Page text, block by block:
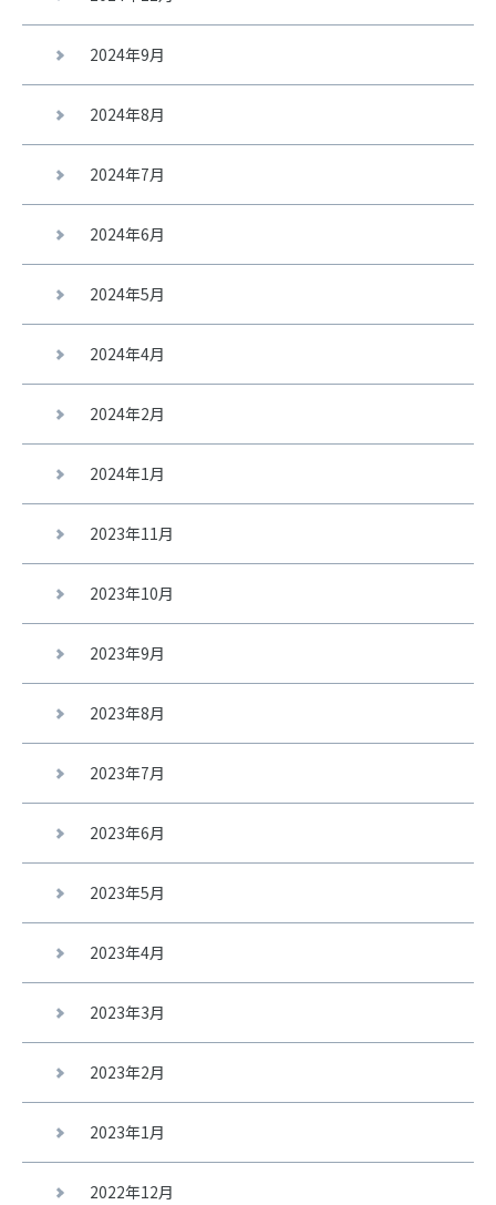
2024年9月
2024年8月
2024年7月
2024年6月
2024年5月
2024年4月
2024年2月
2024年1月
2023年11月
2023年10月
2023年9月
2023年8月
2023年7月
2023年6月
2023年5月
2023年4月
2023年3月
2023年2月
2023年1月
2022年12月